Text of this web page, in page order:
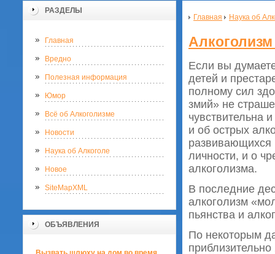
РАЗДЕЛЫ
Главная
Вредно
Полезная информация
Юмор
Всё об Алкоголизме
Новости
Наука об Алкоголе
Новое
SiteMapXML
ОБЪЯВЛЕНИЯ
Главная Наука об
Если вы
детей и
полному сил
змий» не
чувствительна
и об острых
развивающихся
личности, и о
алкоголизма.
В последние
алкоголизм
пьянства и
По некоторым